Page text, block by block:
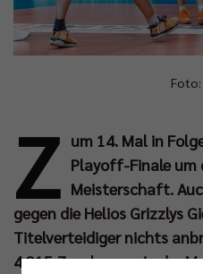
Foto:
Z um 14. Mal in
Playoff-Finale um
Meisterschaft.
gegen die Helios Grizzlys
Titelverteidiger nichts
4.215 Zuschauern in der